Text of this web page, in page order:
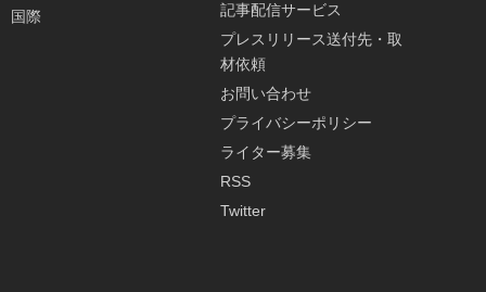
国際
記事配信サービス
プレスリリース送付先・取
材依頼
お問い合わせ
プライバシーポリシー
ライター募集
RSS
Twitter